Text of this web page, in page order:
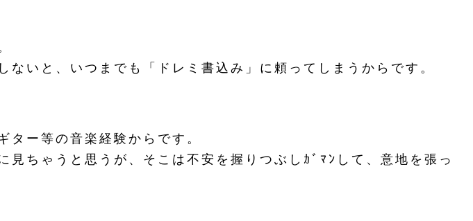
いと、いつまでも「ドレミ書込み」に頼ってしまうからです。
ー等の音楽経験からです。
ちゃうと思うが、そこは不安を握りつぶしｶﾞﾏﾝして、意地を張っ